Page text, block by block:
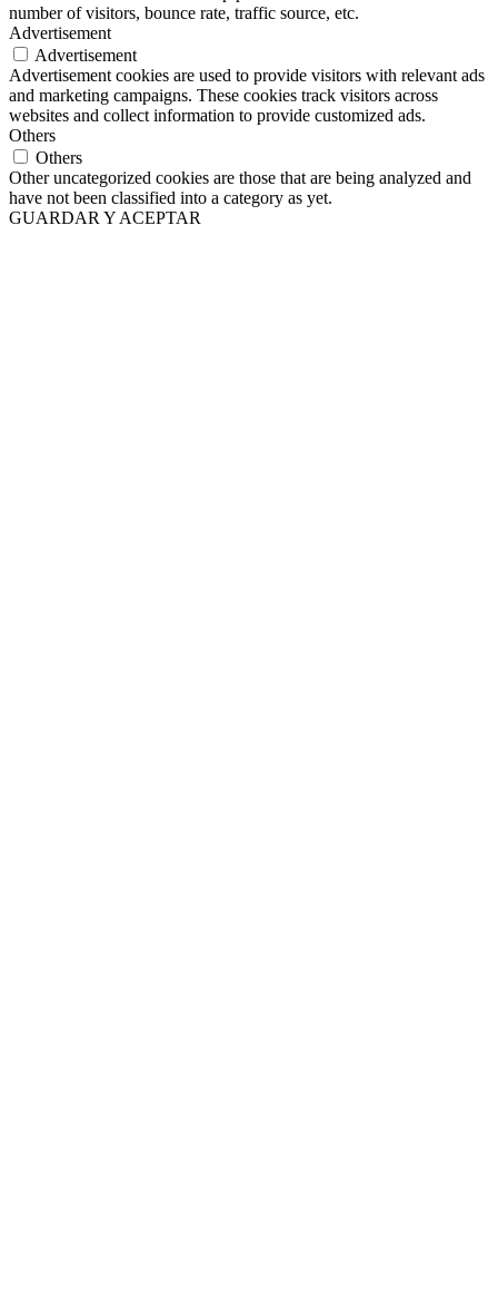
number of visitors, bounce rate, traffic source, etc.
Advertisement
Advertisement
Advertisement cookies are used to provide visitors with relevant ads
and marketing campaigns. These cookies track visitors across
websites and collect information to provide customized ads.
Others
Others
Other uncategorized cookies are those that are being analyzed and
have not been classified into a category as yet.
GUARDAR Y ACEPTAR